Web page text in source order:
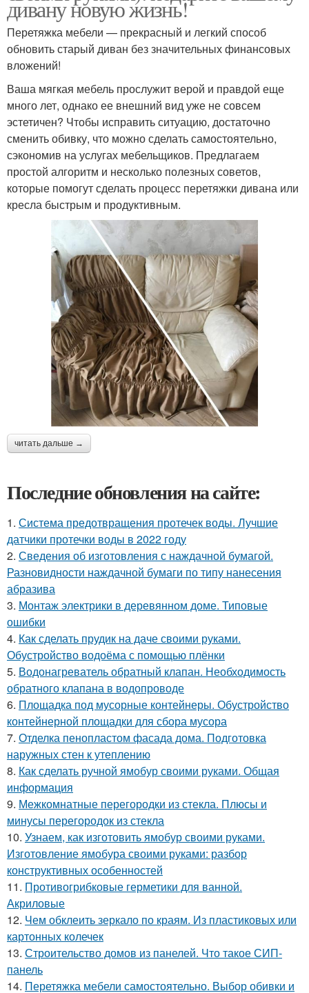
дивану новую жизнь!
Перетяжка мебели — прекрасный и легкий способ
обновить старый диван без значительных финансовых
вложений!
Ваша мягкая мебель прослужит верой и правдой еще
много лет, однако ее внешний вид уже не совсем
эстетичен? Чтобы исправить ситуацию, достаточно
сменить обивку, что можно сделать самостоятельно,
сэкономив на услугах мебельщиков. Предлагаем
простой алгоритм и несколько полезных советов,
которые помогут сделать процесс перетяжки дивана или
кресла быстрым и продуктивным.
читать дальше →
Последние обновления на сайте:
1. Система предотвращения протечек воды. Лучшие
датчики протечки воды в 2022 году
2. Сведения об изготовления с наждачной бумагой.
Разновидности наждачной бумаги по типу нанесения
абразива
3. Монтаж электрики в деревянном доме. Типовые
ошибки
4. Как сделать прудик на даче своими руками.
Обустройство водоёма с помощью плёнки
5. Водонагреватель обратный клапан. Необходимость
обратного клапана в водопроводе
6. Площадка под мусорные контейнеры. Обустройство
контейнерной площадки для сбора мусора
7. Отделка пенопластом фасада дома. Подготовка
наружных стен к утеплению
8. Как сделать ручной ямобур своими руками. Общая
информация
9. Межкомнатные перегородки из стекла. Плюсы и
минусы перегородок из стекла
10. Узнаем, как изготовить ямобур своими руками.
Изготовление ямобура своими руками: разбор
конструктивных особенностей
11. Противогрибковые герметики для ванной.
Акриловые
12. Чем обклеить зеркало по краям. Из пластиковых или
картонных колечек
13. Строительство домов из панелей. Что такое СИП-
панель
14. Перетяжка мебели самостоятельно. Выбор обивки и